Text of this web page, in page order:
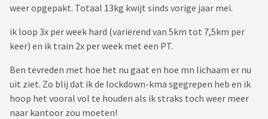
weer opgepakt. Totaal 13kg kwijt sinds vorige jaar mei.
ik loop 3x per week hard (variërend van 5km tot 7,5km per
keer) en ik train 2x per week met een PT.
Ben tevreden met hoe het nu gaat en hoe mn lichaam er nu
uit ziet. Zo blij dat ik de lockdown-kma sgegrepen heb en ik
hoop het vooral vol te houden als ik straks toch weer meer
naar kantoor zou moeten!